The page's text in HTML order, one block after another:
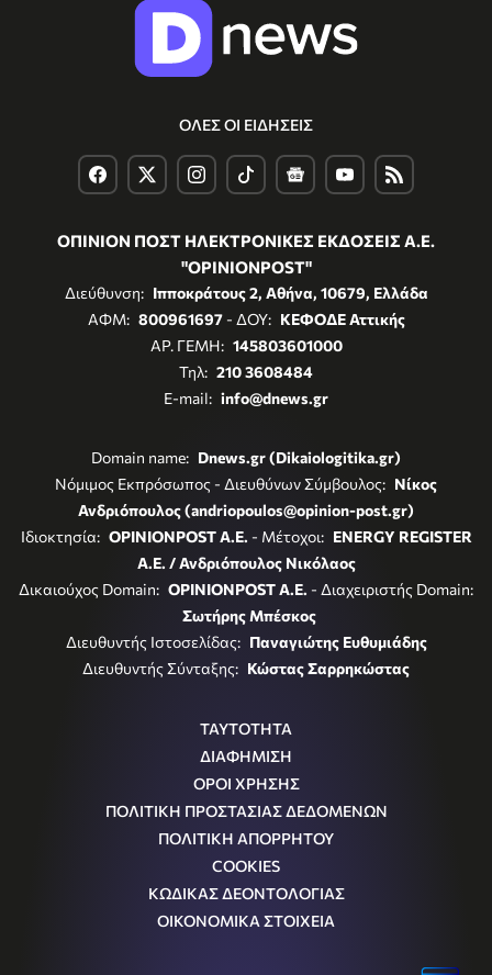
ΟΛΕΣ ΟΙ ΕΙΔΗΣΕΙΣ
ΟΠΙΝΙΟΝ ΠΟΣΤ ΗΛΕΚΤΡΟΝΙΚΕΣ ΕΚΔΟΣΕΙΣ Α.Ε.
"OPINIONPOST"
Διεύθυνση: Ιπποκράτους 2, Αθήνα, 10679, Ελλάδα
ΑΦΜ: 800961697- ΔΟΥ: ΚΕΦΟΔΕ Αττικής
ΑΡ. ΓΕΜΗ: 145803601000
Τηλ: 210 3608484
E-mail: info@dnews.gr
Domain name: Dnews.gr (Dikaiologitika.gr)
Νόμιμος Εκπρόσωπος - Διευθύνων Σύμβουλος: Νίκος
Ανδριόπουλος (andriopoulos@opinion-post.gr)
Ιδιοκτησία: OPINIONPOST A.E. - Μέτοχοι: ENERGY REGISTER
Α.Ε. / Ανδριόπουλος Νικόλαος
Δικαιούχος Domain: OPINIONPOST A.E. - Διαχειριστής Domain:
Σωτήρης Μπέσκος
Διευθυντής Ιστοσελίδας: Παναγιώτης Ευθυμιάδης
Διευθυντής Σύνταξης: Κώστας Σαρρηκώστας
ΤΑΥΤΟΤΗΤΑ
ΔΙΑΦΗΜΙΣΗ
ΟΡΟΙ ΧΡΗΣΗΣ
ΠΟΛΙΤΙΚΗ ΠΡΟΣΤΑΣΙΑΣ ΔΕΔΟΜΕΝΩΝ
ΠΟΛΙΤΙΚΗ ΑΠΟΡΡΗΤΟΥ
COOKIES
ΚΩΔΙΚΑΣ ΔΕΟΝΤΟΛΟΓΙΑΣ
ΟΙΚΟΝΟΜΙΚΑ ΣΤΟΙΧΕΙΑ